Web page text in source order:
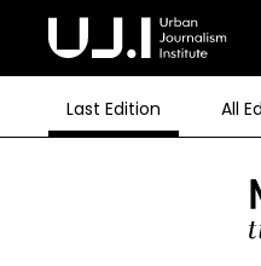
Last Edition All